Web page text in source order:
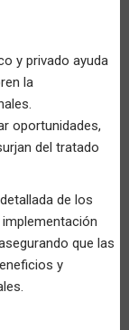
y privado ayuda
la
oportunidades,
del tratado
de los
que las
y